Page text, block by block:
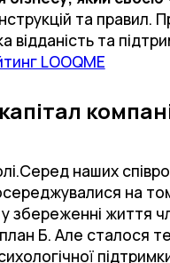
та правил.
та
LOOQME
наших
на
життя
Б. Але сталося